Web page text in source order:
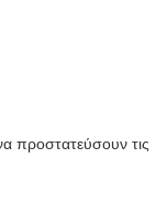
προστατεύσουν τις